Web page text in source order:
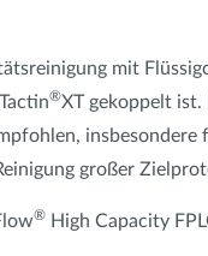
mit
®XT gekoppelt ist.
großer
® High Capacity